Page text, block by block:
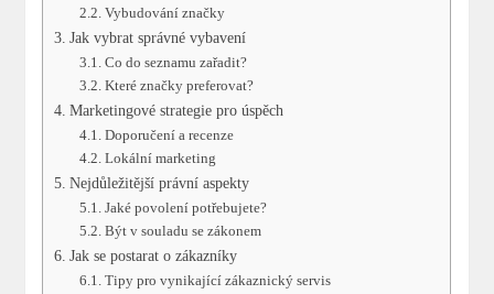
Vybudování značky
Jak vybrat správné vybavení
Co do seznamu zařadit?
Které značky preferovat?
Marketingové strategie pro úspěch
Doporučení a recenze
Lokální marketing
Nejdůležitější právní aspekty
Jaké povolení potřebujete?
Být v souladu se zákonem
Jak se postarat o zákazníky
Tipy pro vynikající zákaznický servis